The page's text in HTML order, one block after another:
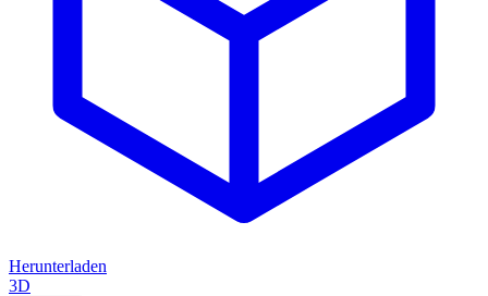
Herunterladen
3D